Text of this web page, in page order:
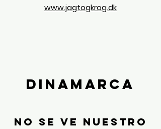
www.jagtogkrog.dk
Dinamarca
NO SE VE NUESTRO